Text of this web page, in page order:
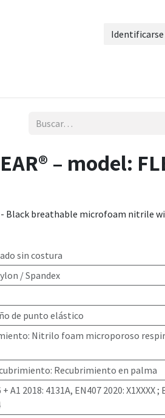
Identificarse
– model:
- Black breathable microfoam nitrile
sin costura
/ Spandex
de punto elástico
: Nitrilo foam microporoso
: Recubrimiento en palma
A1 2018: 4131A, EN407 2020: X1XXXX ;